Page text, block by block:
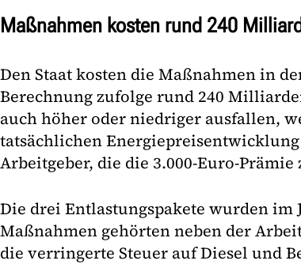
Maßnahmen kosten rund 240
Den Staat kosten die Maßnahmen in
Berechnung zufolge rund 240
auch höher oder niedriger ausfallen,
tatsächlichen
Arbeitgeber, die die 3.000-Euro-Prämie
Die drei Entlastungspakete wurden im
Maßnahmen gehörten neben der
die verringerte Steuer auf Diesel und